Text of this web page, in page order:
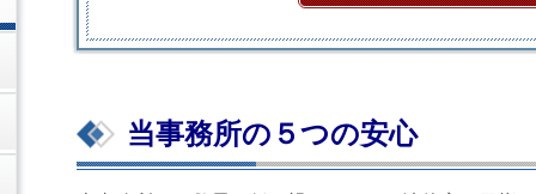
当事務所の５つの安心